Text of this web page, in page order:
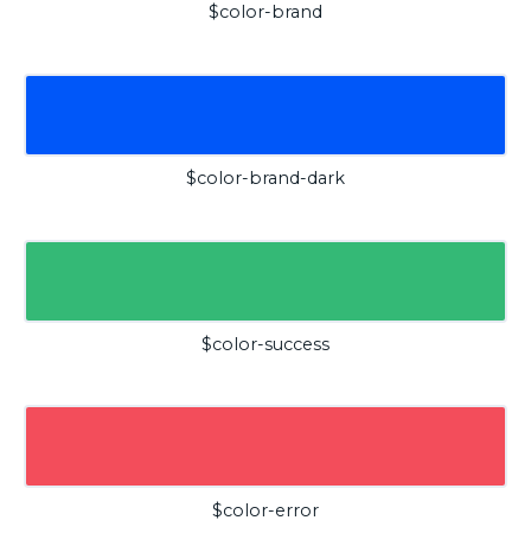
$color-brand
$color-brand-dark
$color-success
$color-error